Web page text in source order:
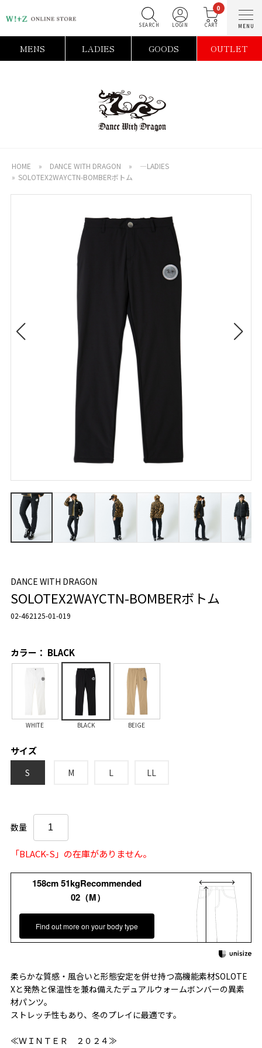
0
MENS LADIES GOODS OUTLET
HOME » DANCE WITH DRAGON »
―LADIES
» SOLOTEX2WAYCTN-BOMBERボトム
DANCE WITH DRAGON
SOLOTEX2WAYCTN-BOMBERボトム
02-462125-01-019
カラー： BLACK
WHITE BLACK BEIGE
サイズ
S M L LL
数量
「BLACK-S」の在庫がありません。
158cm 51kgRecommended
02（M）
Find out more on your body type
柔らかな質感・風合いと形態安定を併せ持つ高機能素材SOLOTE
Xと発熱と保温性を兼ね備えたデュアルウォームボンバーの異素
材パンツ。
ストレッチ性もあり、冬のプレイに最適です。
≪ＷＩＮＴＥＲ ２０２４≫